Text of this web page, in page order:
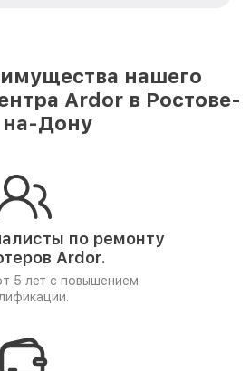
нашего
Ardor в Ростове-
на-Дону
по ремонту
Ardor.
5 лет с повышением